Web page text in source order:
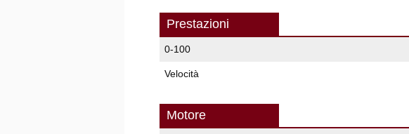
Prestazioni
0-100
Velocità
Motore